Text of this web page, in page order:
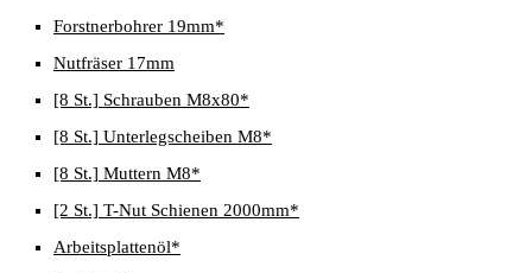
Forstnerbohrer 19mm*
Nutfräser 17mm
[8 St.] Schrauben M8x80*
[8 St.] Unterlegscheiben M8*
[8 St.] Muttern M8*
[2 St.] T-Nut Schienen 2000mm*
Arbeitsplattenöl*